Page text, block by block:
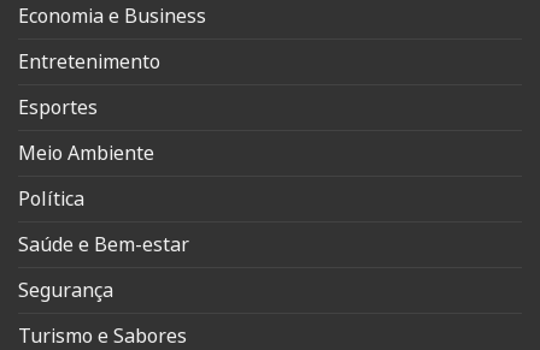
Economia e Business
Entretenimento
Esportes
Meio Ambiente
Política
Saúde e Bem-estar
Segurança
Turismo e Sabores